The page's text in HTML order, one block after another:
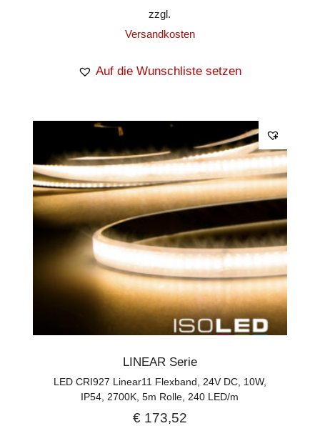
zzgl.
Versandkosten
Auf die Wunschliste setzen
LINEAR Serie
LED CRI927 Linear11 Flexband, 24V DC, 10W,
IP54, 2700K, 5m Rolle, 240 LED/m
€173,52